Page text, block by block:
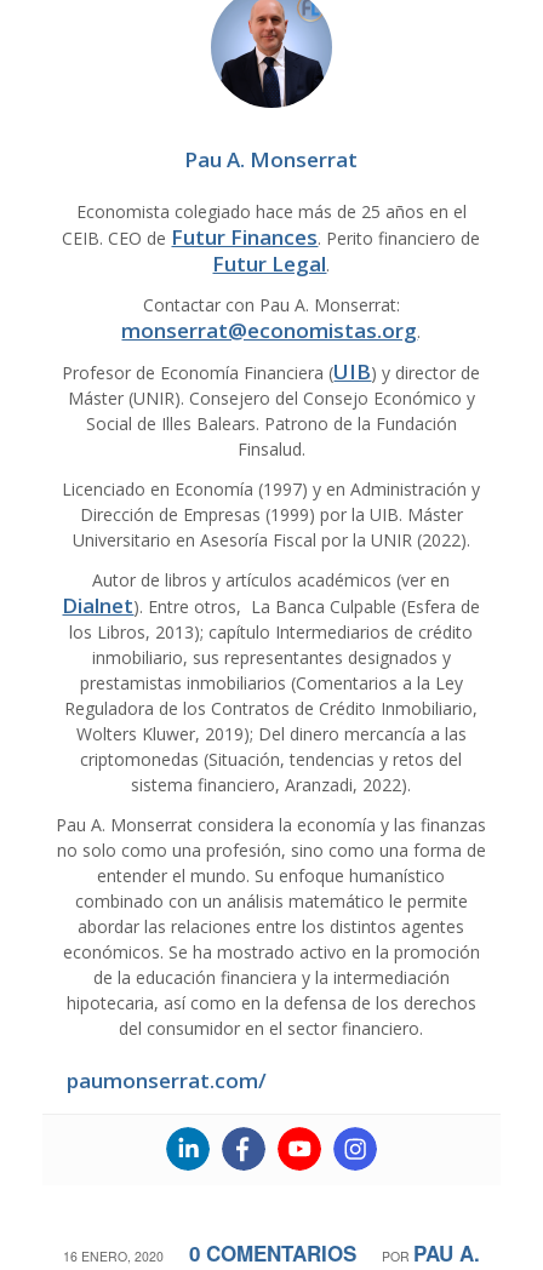
Pau A. Monserrat
Economista colegiado hace más de 25 años en el
CEIB. CEO de Futur Finances. Perito financiero de
Futur Legal.
Contactar con Pau A. Monserrat:
monserrat@economistas.org.
Profesor de Economía Financiera (UIB) y director de
Máster (UNIR). Consejero del Consejo Económico y
Social de Illes Balears. Patrono de la Fundación
Finsalud.
Licenciado en Economía (1997) y en Administración y
Dirección de Empresas (1999) por la UIB. Máster
Universitario en Asesoría Fiscal por la UNIR (2022).
Autor de libros y artículos académicos (ver en
Dialnet). Entre otros, La Banca Culpable (Esfera de
los Libros, 2013); capítulo Intermediarios de crédito
inmobiliario, sus representantes designados y
prestamistas inmobiliarios (Comentarios a la Ley
Reguladora de los Contratos de Crédito Inmobiliario,
Wolters Kluwer, 2019); Del dinero mercancía a las
criptomonedas (Situación, tendencias y retos del
sistema financiero, Aranzadi, 2022).
Pau A. Monserrat considera la economía y las finanzas
no solo como una profesión, sino como una forma de
entender el mundo. Su enfoque humanístico
combinado con un análisis matemático le permite
abordar las relaciones entre los distintos agentes
económicos. Se ha mostrado activo en la promoción
de la educación financiera y la intermediación
hipotecaria, así como en la defensa de los derechos
del consumidor en el sector financiero.
paumonserrat.com/
16 ENERO, 2020
/ 0 COMENTARIOS
/ POR PAU A.